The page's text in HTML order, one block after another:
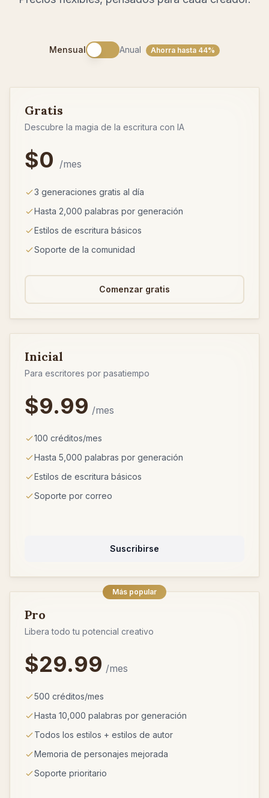
Mensual Anual Ahorra hasta 44%
Gratis
Descubre la magia de la escritura con IA
$0 /mes
3 generaciones gratis al día
Hasta 2,000 palabras por generación
Estilos de escritura básicos
Soporte de la comunidad
Comenzar gratis
Inicial
Para escritores por pasatiempo
$9.99 /mes
100 créditos/mes
Hasta 5,000 palabras por generación
Estilos de escritura básicos
Soporte por correo
Suscribirse
Más popular
Pro
Libera todo tu potencial creativo
$29.99 /mes
500 créditos/mes
Hasta 10,000 palabras por generación
Todos los estilos + estilos de autor
Memoria de personajes mejorada
Soporte prioritario